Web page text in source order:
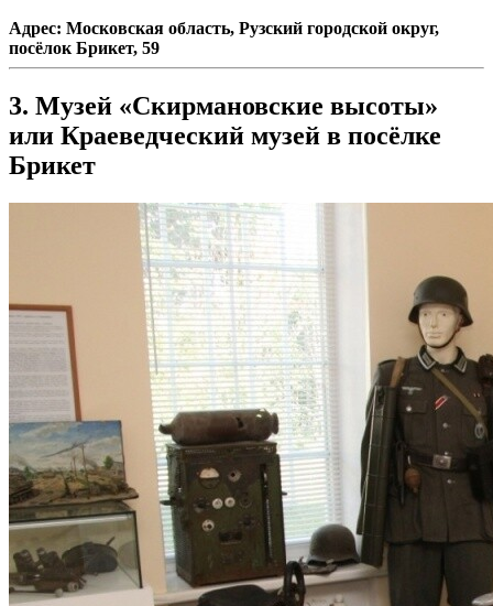
Адрес: Московская область, Рузский городской округ,
посёлок Брикет, 59
3. Музей «Скирмановские высоты»
или Краеведческий музей в посёлке
Брикет